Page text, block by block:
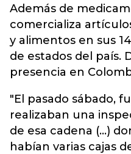
Además de
comercializa
y alimentos en sus
de estados del país.
presencia en
"El pasado sábado,
realizaban una
de esa cadena (...)
habían varias cajas